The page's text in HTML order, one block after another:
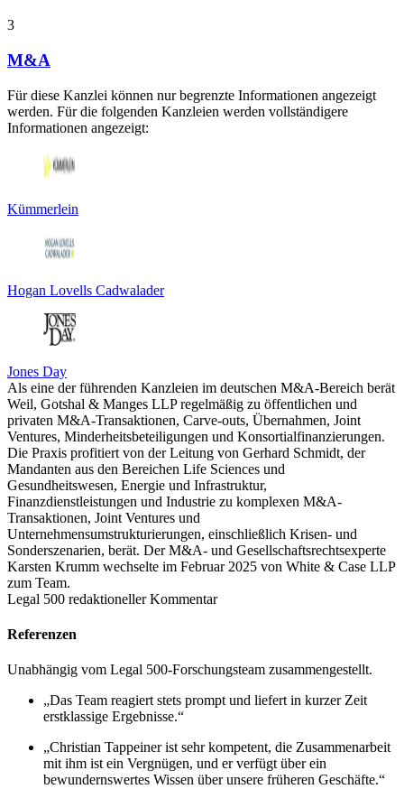
3
M&A
Für diese Kanzlei können nur begrenzte Informationen angezeigt
werden. Für die folgenden Kanzleien werden vollständigere
Informationen angezeigt:
Kümmerlein
Hogan Lovells Cadwalader
Jones Day
Als eine der führenden Kanzleien im deutschen M&A-Bereich berät
Weil, Gotshal & Manges LLP regelmäßig zu öffentlichen und
privaten M&A-Transaktionen, Carve-outs, Übernahmen, Joint
Ventures, Minderheitsbeteiligungen und Konsortialfinanzierungen.
Die Praxis profitiert von der Leitung von Gerhard Schmidt, der
Mandanten aus den Bereichen Life Sciences und
Gesundheitswesen, Energie und Infrastruktur,
Finanzdienstleistungen und Industrie zu komplexen M&A-
Transaktionen, Joint Ventures und
Unternehmensumstrukturierungen, einschließlich Krisen- und
Sonderszenarien, berät. Der M&A- und Gesellschaftsrechtsexperte
Karsten Krumm wechselte im Februar 2025 von White & Case LLP
zum Team.
Legal 500 redaktioneller Kommentar
Referenzen
Unabhängig vom Legal 500-Forschungsteam zusammengestellt.
„Das Team reagiert stets prompt und liefert in kurzer Zeit
erstklassige Ergebnisse.“
„Christian Tappeiner ist sehr kompetent, die Zusammenarbeit
mit ihm ist ein Vergnügen, und er verfügt über ein
bewundernswertes Wissen über unsere früheren Geschäfte.“